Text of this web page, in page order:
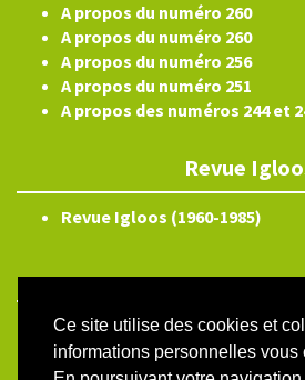
Ce site utilise des cookies et
informations personnelles vous
A propos du numéro 260
A propos du numéro 260
A propos du numéro 256
A propos du numéro 251
A propos des numéros 244 et
Revue
Revue Igloos (1960-1985)
ISSN électronique
Plan du site